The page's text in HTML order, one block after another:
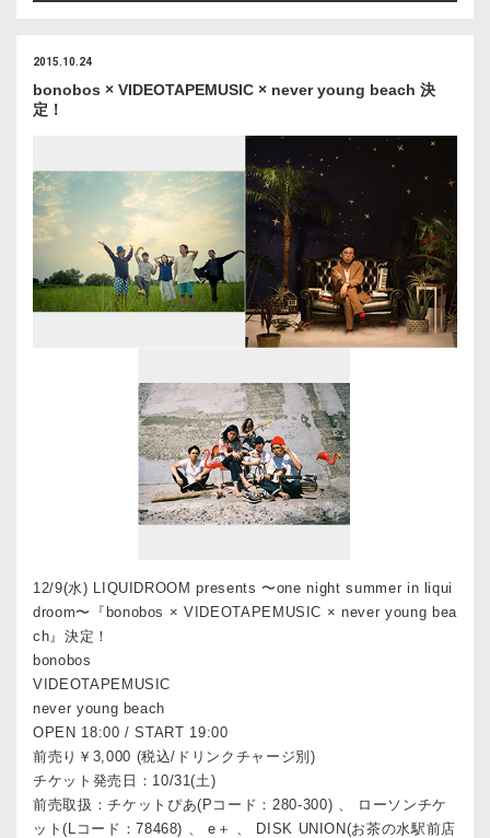
2015.10.24
bonobos × VIDEOTAPEMUSIC × never young beach 決
定！
12/9(水) LIQUIDROOM presents 〜one night summer in liqui
droom〜『bonobos × VIDEOTAPEMUSIC × never young bea
ch』決定！
bonobos
VIDEOTAPEMUSIC
never young beach
OPEN 18:00 / START 19:00
前売り￥3,000 (税込/ドリンクチャージ別)
チケット発売日：10/31(土)
前売取扱：チケットぴあ(Pコード：280-300) 、 ローソンチケ
ット(Lコード：78468) 、 e＋ 、 DISK UNION(お茶の水駅前店